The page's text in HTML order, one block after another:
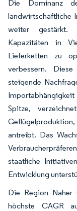
Die Dominanz
landwirtschaftliche
weiter gestärkt.
Kapazitäten in
Lieferketten zu
verbessern.
steigende
Importabhängigkeit
Spitze,
antreibt. Das
staatliche
Entwicklung
Die Region
höchste CAGR